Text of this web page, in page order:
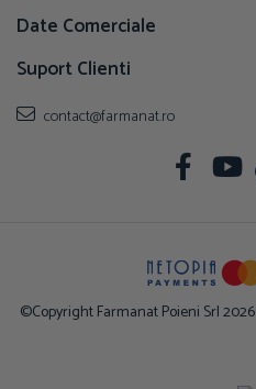
Date Comerciale
Suport Clienti
contact@farmanat.ro
©Copyright Farmanat Poieni Srl 2026